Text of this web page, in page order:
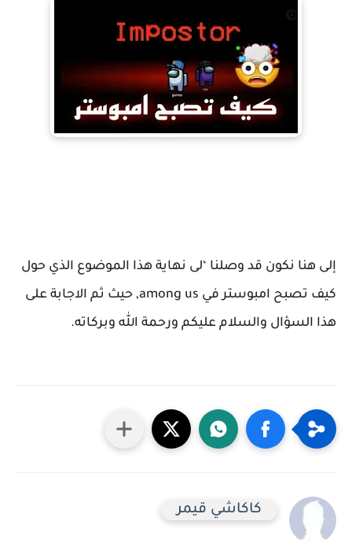
إلى هنا نكون قد وصلنا ‘لى نهاية هذا الموضوع الذي حول
كيف تصبح امبوستر في among us, حيث ثم الاجابة على
هذا السؤال والسلام عليكم ورحمة الله وبركاته.
كاكاشي قيمر